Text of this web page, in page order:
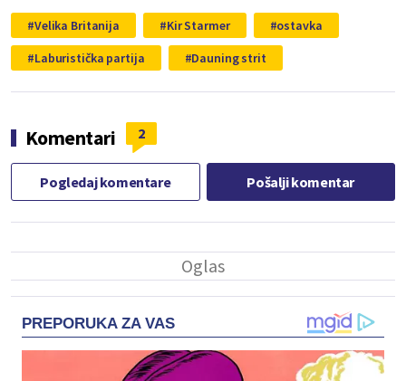
Velika Britanija Kir Starmer
ostavka
Laburistička partija
Dauning strit
Komentari 2
Pogledaj komentare Pošalji komentar
PREPORUKA ZA VAS